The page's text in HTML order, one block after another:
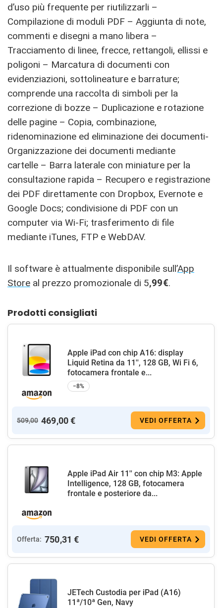
d’uso più frequente per riutilizzarli –
Compilazione di moduli PDF – Aggiunta di note,
commenti e disegni a mano libera –
Tracciamento di linee, frecce, rettangoli, ellissi e
poligoni – Marcatura di documenti con
evidenziazioni, sottolineature e barrature;
comprende una raccolta di simboli per la
correzione di bozze – Duplicazione e rotazione
delle pagine – Copia, combinazione,
ridenominazione ed eliminazione dei documenti-
Organizzazione dei documenti mediante
cartelle – Barra laterale con miniature per la
consultazione rapida – Recupero e registrazione
dei PDF direttamente con Dropbox, Evernote e
Google Docs; condivisione di PDF con un
computer via Wi-Fi; trasferimento di file
mediante iTunes, FTP e WebDAV.
Il software è attualmente disponibile sull’App
Store al prezzo promozionale di 5,99€.
Prodotti consigliati
Apple iPad con chip A16: display
Liquid Retina da 11'', 128 GB, Wi Fi 6,
fotocamera frontale e...
−8%
509,00 469,00 € VEDI OFFERTA
Apple iPad Air 11'' con chip M3: Apple
Intelligence, 128 GB, fotocamera
frontale e posteriore da...
Offerta: 750,31 € VEDI OFFERTA
JETech Custodia per iPad (A16)
11ª/10ª Gen, Navy